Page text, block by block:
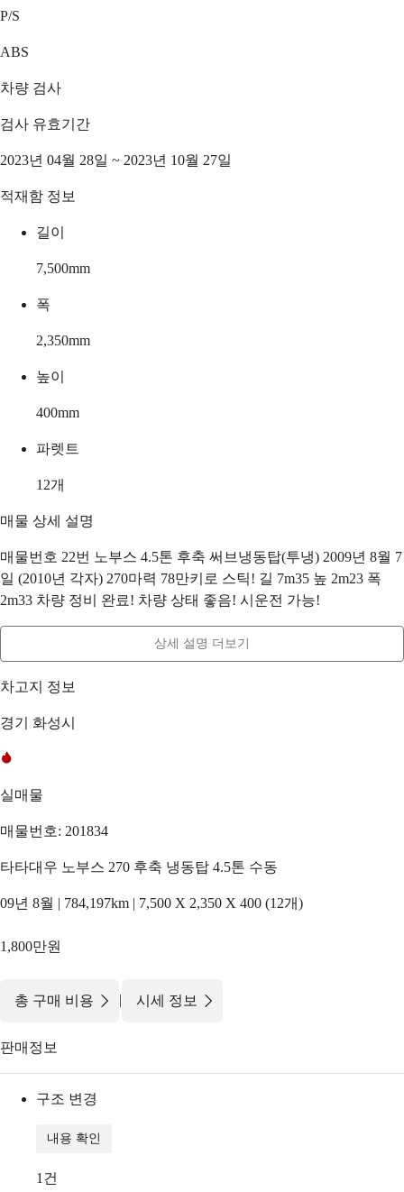
P/S
ABS
차량 검사
검사 유효기간
2023년 04월 28일 ~ 2023년 10월 27일
적재함 정보
길이
7,500mm
폭
2,350mm
높이
400mm
파렛트
12개
매물 상세 설명
매물번호 22번 노부스 4.5톤 후축 써브냉동탑(투냉) 2009년 8월 7
일 (2010년 각자) 270마력 78만키로 스틱! 길 7m35 높 2m23 폭
2m33 차량 정비 완료! 차량 상태 좋음! 시운전 가능!
상세 설명 더보기
차고지 정보
경기 화성시
실매물
매물번호: 201834
타타대우 노부스 270 후축 냉동탑 4.5톤 수동
09년 8월 | 784,197km | 7,500 X 2,350 X 400 (12개)
1,800만원
총 구매 비용 | 시세 정보
판매정보
구조 변경
내용 확인
1 건